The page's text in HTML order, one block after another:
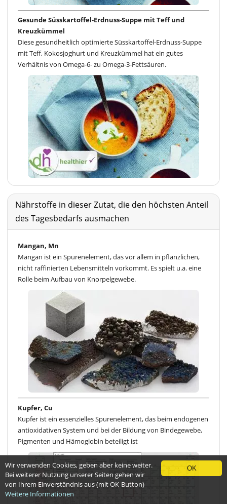
Gesunde Süsskartoffel-Erdnuss-Suppe mit Teff und
Kreuzkümmel
Diese gesundheitlich optimierte Süsskartoffel-Erdnuss-Suppe
mit Teff, Kokosjoghurt und Kreuzkümmel hat ein gutes
Verhältnis von Omega-6- zu Omega-3-Fettsäuren.
Nährstoffe in dieser Zutat, die den höchsten Anteil
des Tagesbedarfs ausmachen
Mangan, Mn
Mangan ist ein Spurenelement, das vor allem in pflanzlichen,
nicht raffinierten Lebensmitteln vorkommt. Es spielt u.a. eine
Rolle beim Aufbau von Knorpelgewebe.
Kupfer, Cu
Kupfer ist ein essenzielles Spurenelement, das beim endogenen
antioxidativen System und bei der Bildung von Bindegewebe,
Pigmenten und Hämoglobin beteiligt ist
OK
Wir verwenden Cookies, geben aber keine weiter.
Bei weiterer Nutzung unserer Seiten gehen wir
von Ihrem Einverständnis aus (mit OK-Button)
Weitere Informationen